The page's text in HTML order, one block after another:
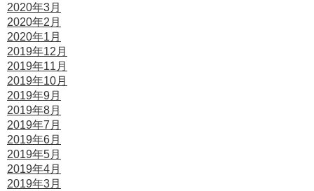
2020年3月
2020年2月
2020年1月
2019年12月
2019年11月
2019年10月
2019年9月
2019年8月
2019年7月
2019年6月
2019年5月
2019年4月
2019年3月